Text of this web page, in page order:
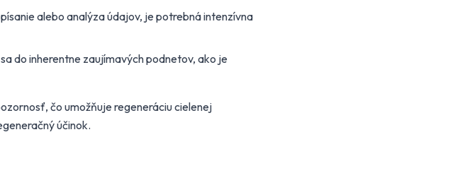
alebo analýza údajov, je potrebná intenzívna
do inherentne zaujímavých podnetov, ako je
čo umožňuje regeneráciu cielenej
účinok.